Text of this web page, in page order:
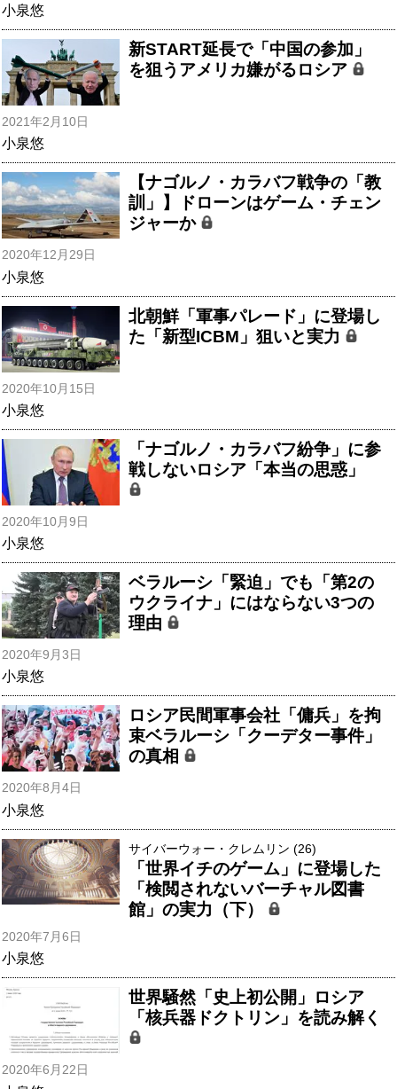
小泉悠
新START延長で「中国の参加」
を狙うアメリカ嫌がるロシア
2021年2月10日
小泉悠
【ナゴルノ・カラバフ戦争の「教
訓」】ドローンはゲーム・チェン
ジャーか
2020年12月29日
小泉悠
北朝鮮「軍事パレード」に登場し
た「新型ICBM」狙いと実力
2020年10月15日
小泉悠
「ナゴルノ・カラバフ紛争」に参
戦しないロシア「本当の思惑」
2020年10月9日
小泉悠
ベラルーシ「緊迫」でも「第2の
ウクライナ」にはならない3つの
理由
2020年9月3日
小泉悠
ロシア民間軍事会社「傭兵」を拘
束ベラルーシ「クーデター事件」
の真相
2020年8月4日
小泉悠
サイバーウォー・クレムリン (26)
「世界イチのゲーム」に登場した
「検閲されないバーチャル図書
館」の実力（下）
2020年7月6日
小泉悠
世界騒然「史上初公開」ロシア
「核兵器ドクトリン」を読み解く
2020年6月22日